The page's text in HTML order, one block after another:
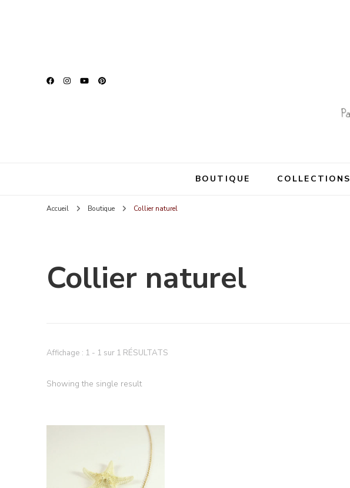
BOUTIQUE COLLECTIONS
Accueil Boutique Collier naturel
Collier naturel
Affichage : 1 - 1 sur 1 RÉSULTATS
Showing the single result